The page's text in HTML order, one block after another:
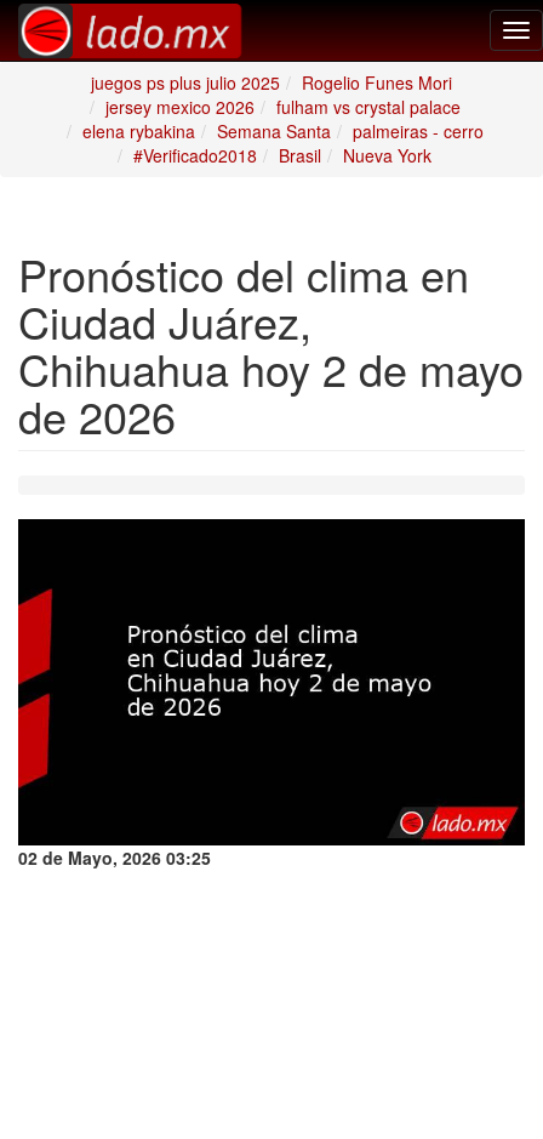
juegos ps plus julio 2025
Rogelio Funes Mori
jersey mexico 2026
fulham vs crystal palace
elena rybakina
Semana Santa
palmeiras - cerro
#Verificado2018
Brasil Nueva York
Pronóstico del clima en
Ciudad Juárez,
Chihuahua hoy 2 de mayo
de 2026
02 de Mayo, 2026 03:25